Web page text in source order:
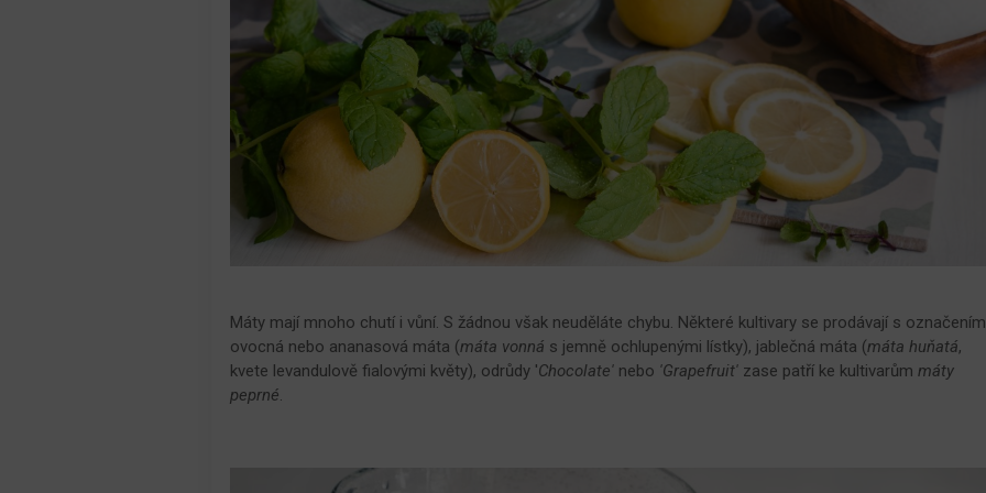
Máty mají mnoho chutí i vůní. S žádnou však neuděláte chybu. Některé kultivary se prodávají s označením
ovocná nebo ananasová máta (máta vonná s jemně ochlupenými lístky), jablečná máta (máta huňatá,
kvete levandulově fialovými květy), odrůdy 'Chocolate' nebo 'Grapefruit' zase patří ke kultivarůmmáty
peprné.